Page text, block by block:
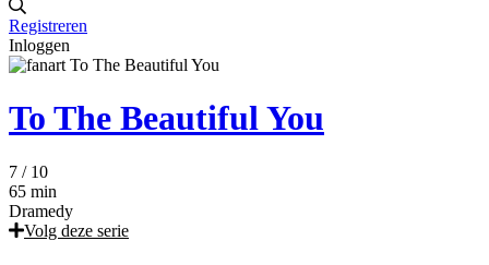
Registreren
Inloggen
To The Beautiful You
7 / 10
65 min
Dramedy
Volg deze serie